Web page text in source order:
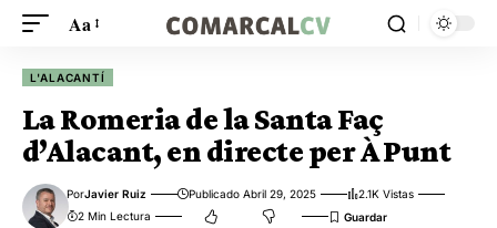
Aa
L'ALACANTÍ
La Romeria de la Santa Faç
d’Alacant, en directe per À Punt
PorJavier Ruiz Publicado Abril 29, 2025
2.1K Vistas
2 Min Lectura